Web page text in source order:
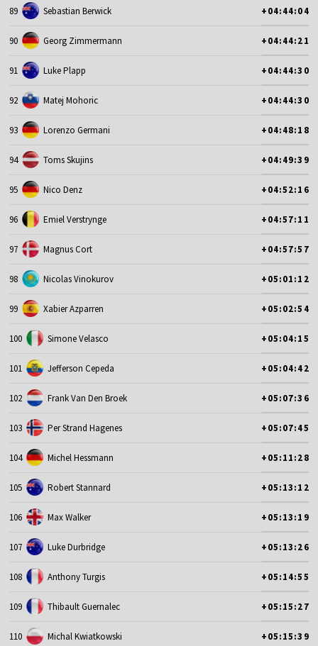
89 Sebastian Berwick +04:44:04
90 Georg Zimmermann +04:44:21
91 Luke Plapp +04:44:30
92 Matej Mohoric +04:44:30
93 Lorenzo Germani +04:48:18
94 Toms Skujins +04:49:39
95 Nico Denz +04:52:16
96 Emiel Verstrynge +04:57:11
97 Magnus Cort +04:57:57
98 Nicolas Vinokurov +05:01:12
99 Xabier Azparren +05:02:54
100 Simone Velasco +05:04:15
101 Jefferson Cepeda +05:04:42
102 Frank Van Den Broek +05:07:36
103 Per Strand Hagenes +05:07:45
104 Michel Hessmann +05:11:28
105 Robert Stannard +05:13:12
106 Max Walker +05:13:19
107 Luke Durbridge +05:13:26
108 Anthony Turgis +05:14:55
109 Thibault Guernalec +05:15:27
110 Michal Kwiatkowski +05:15:39